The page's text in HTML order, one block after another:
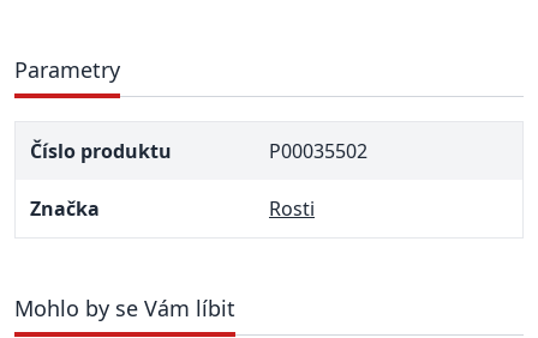
Parametry
Číslo produktu P00035502
Značka Rosti
Mohlo by se Vám líbit